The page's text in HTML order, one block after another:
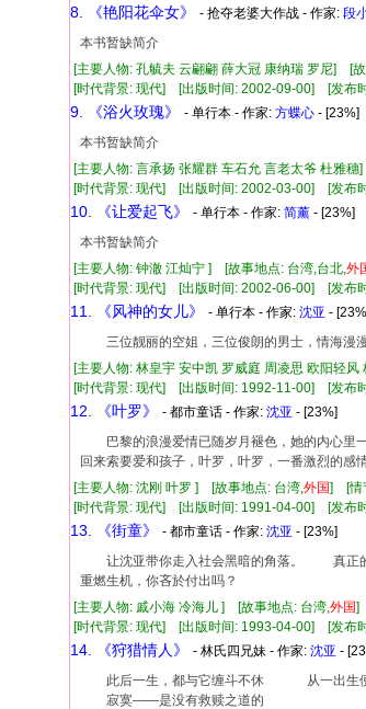
8. 《艳阳花伞女》 - 抢夺老婆大作战 - 作家: 段
本书暂缺简介
[主要人物: 孔毓夫 云翩翩 薛大冠 康纳瑞 罗尼] [
[时代背景: 现代] [出版时间: 2002-09-00] [发
9. 《浴火玫瑰》 - 单行本 - 作家: 方蝶心 - [23%]
本书暂缺简介
[主要人物: 言承扬 张耀群 车石允 言老太爷 杜雅
[时代背景: 现代] [出版时间: 2002-03-00] [发
10. 《让爱起飞》 - 单行本 - 作家: 简薰 - [23%]
本书暂缺简介
[主要人物: 钟澈 江灿宁 ] [故事地点: 台湾,台北,外
[时代背景: 现代] [出版时间: 2002-06-00] [发
11. 《风神的女儿》 - 单行本 - 作家: 沈亚 -
三位靓丽的空姐，三位俊朗的男士，情海漫
[主要人物: 林皇宇 安中凯 罗威庭 周凌思 欧阳轻
[时代背景: 现代] [出版时间: 1992-11-00] [发
12. 《叶罗》 - 都市童话 - 作家: 沈亚 - [23%]
巴黎的浪漫爱情已随岁月褪色，她的内心里
回来索要爱和孩子，叶罗，叶罗，一番激烈的
[主要人物: 沈刚 叶罗 ] [故事地点: 台湾,外国] [情
[时代背景: 现代] [出版时间: 1991-04-00] [发
13. 《街童》 - 都市童话 - 作家: 沈亚 - [23%]
让沈亚带你走入社会黑暗的角落。 真正
重燃生机，你吝於付出吗？
[主要人物: 戚小海 冷海儿 ] [故事地点: 台湾,外国]
[时代背景: 现代] [出版时间: 1993-04-00] [发
14. 《狩猎情人》 - 林氏四兄妹 - 作家: 沈亚 -
此后一生，都与它缠斗不休 从一出生
寂寞——是没有救赎之道的